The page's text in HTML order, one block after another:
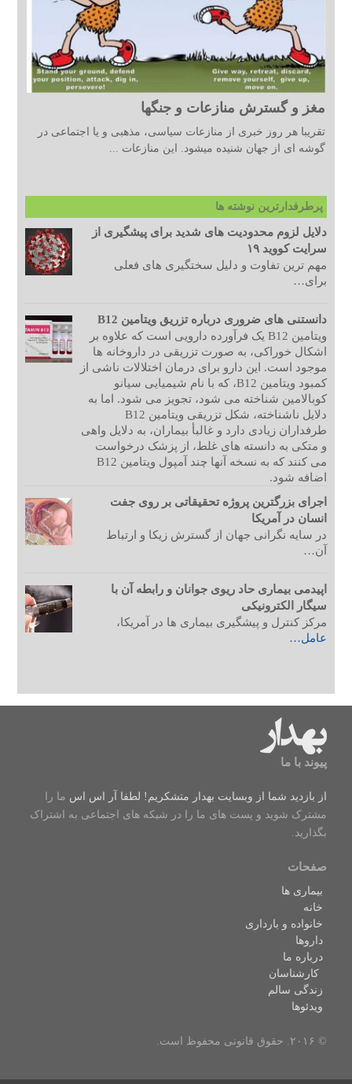
مغز و گسترش منازعات و جنگها
تقریبا هر روز خبری از منازعات سیاسی، مذهبی و یا اجتماعی در
گوشه ای از جهان شنیده میشود. این منازعات ...
پرطرفدارترین نوشته ها
دلایل لزوم محدودیت های شدید برای پیشگیری از
سرایت کووید ۱۹
مهم ترین تفاوت و دلیل سختگیری های فعلی
برای…
دانستنی های ضروری درباره تزریق ویتامین B12
ویتامین B12 یک فرآورده دارویی است که علاوه بر
اشکال خوراکی، به صورت تزریقی در داروخانه ها
موجود است. این دارو برای درمان اختلالات ناشی از
کمبود ویتامین B12، که با نام شیمیایی سیانو
کوبالامین شناخته می شود، تجویز می شود. اما به
دلایل ناشناخته، شکل تزریقی ویتامین B12
طرفداران زیادی دارد و غالبأ بیماران، به دلایل واهی
و متکی به دانسته های غلط، از پزشک درخواست
می کنند که به نسخه آنها چند آمپول ویتامین B12
اضافه شود.
اجرای بزرگترین پروژه تحقیقاتی بر روی جفت
انسان در آمریکا
در سایه نگرانی جهان از گسترش زیکا و ارتباط
آن…
اپیدمی بیماری حاد ریوی جوانان و رابطه آن با
سیگار الکترونیکی
مرکز کنترل و پیشگیری بیماری ها در آمریکا،
عامل…
پیوند با ما
از بازدید شما از وبسایت بهدار متشکریم! لطفا آر اس اس ما را
مشترک شوید و پست های ما را در شبکه های اجتماعی به اشتراک
بگذارید.
صفحات
بیماری ها
خانه
خانواده و بارداری
داروها
درباره ما
کارشناسان
زندگی سالم
ویدئوها
© ۲۰۱۶. حقوق قانونی محفوظ است.